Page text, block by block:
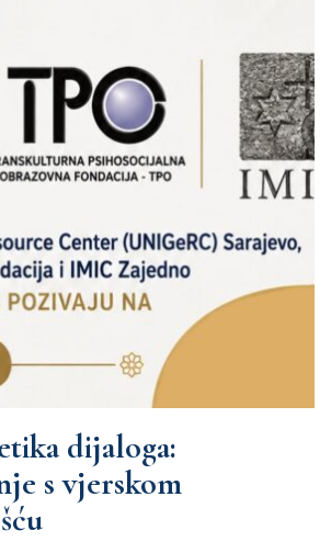
dijaloga:
s vjerskom